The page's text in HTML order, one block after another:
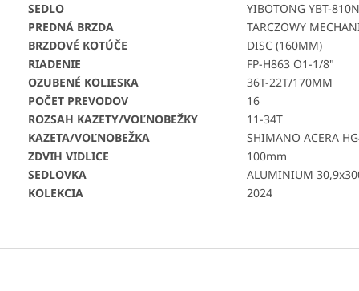
SEDLO
YIBOTONG YBT-
PREDNÁ BRZDA
TARCZOWY
BRZDOVÉ KOTÚČE
DISC (160MM)
RIADENIE
FP-H863 O1-1/8"
OZUBENÉ KOLIESKA
36T-22T/170MM
POČET PREVODOV
16
ROZSAH KAZETY/VOĽNOBEŽKY
11-34T
KAZETA/VOĽNOBEŽKA
SHIMANO ACERA
ZDVIH VIDLICE
100mm
SEDLOVKA
ALUMINIUM
KOLEKCIA
2024